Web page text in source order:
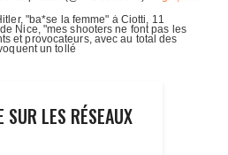
SUR LES RÉSEAUX